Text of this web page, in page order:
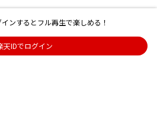
インするとフル再生で楽しめる！
天IDでログイン